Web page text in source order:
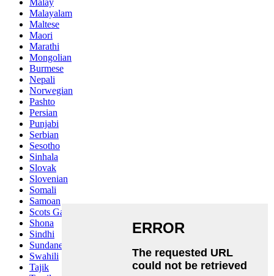
Malayalam
Maltese
Maori
Marathi
Mongolian
Burmese
Nepali
Norwegian
Pashto
Persian
Punjabi
Serbian
Sesotho
Sinhala
Slovak
Slovenian
Somali
Samoan
Scots Gaelic
Shona
Sindhi
Sundanese
Swahili
Tajik